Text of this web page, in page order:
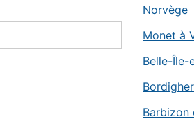
Norvège
Monet à
Belle-Île-
Barbizon